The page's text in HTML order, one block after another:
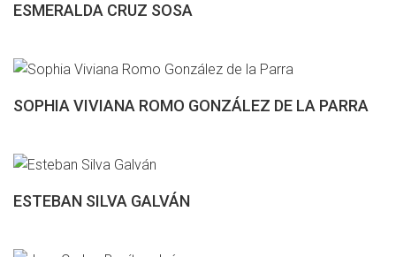
ESMERALDA CRUZ SOSA
SOPHIA VIVIANA ROMO GONZÁLEZ DE LA PARRA
ESTEBAN SILVA GALVÁN